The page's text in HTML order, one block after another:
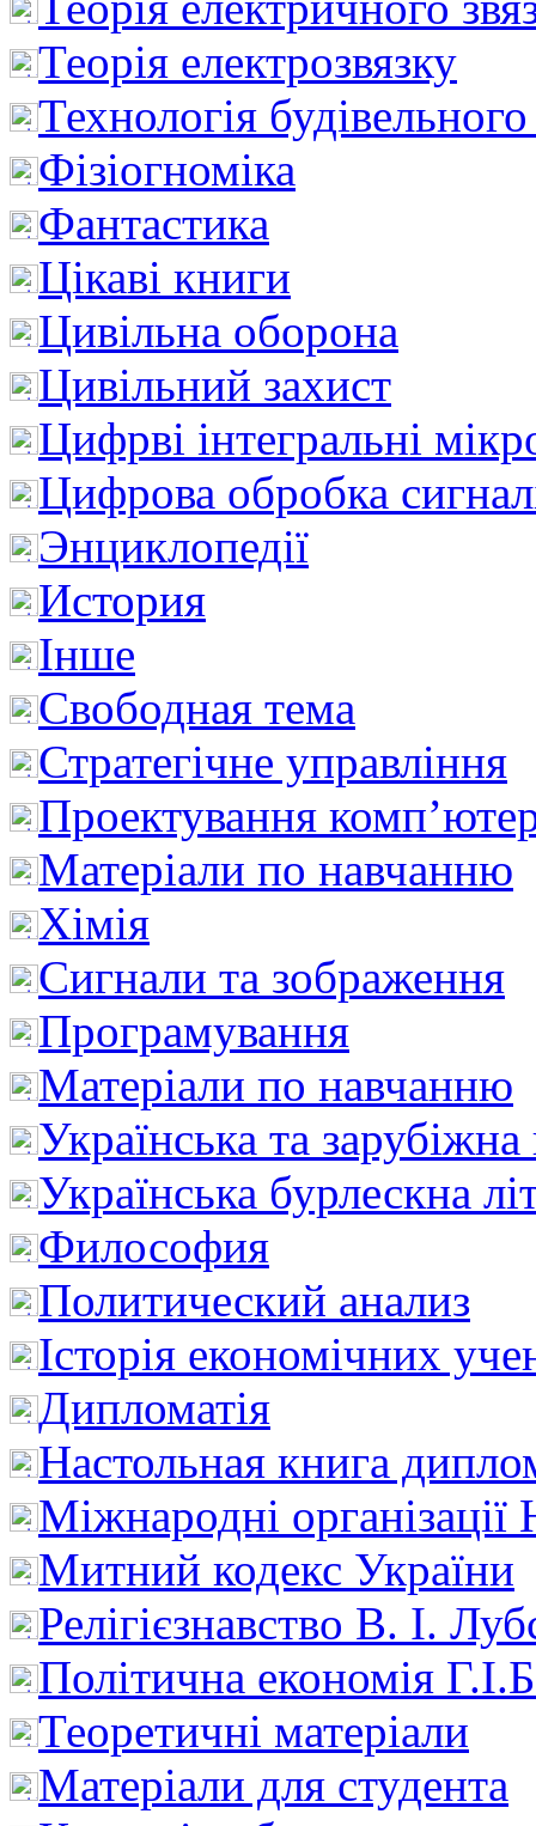
Теорія електрозвязку
Технологія
Фізіогноміка
Фантастика
Цікаві книги
Цивільна оборона
Цивільний захист
Цифрві інтегральні
Цифрова обробка
Энциклопедії
История
Інше
Свободная тема
Стратегічне управління
Проектування
Матеріали по навчанню
Хімія
Сигнали та зображення
Програмування
Матеріали по навчанню
Українська та зарубіжна
Українська бурлескна
Философия
Политический анализ
Історія економічних
Дипломатія
Настольная книга
Міжнародні
Митний кодекс України
Релігієзнавство В. І.
Політична економія
Теоретичні матеріали
Матеріали для студента